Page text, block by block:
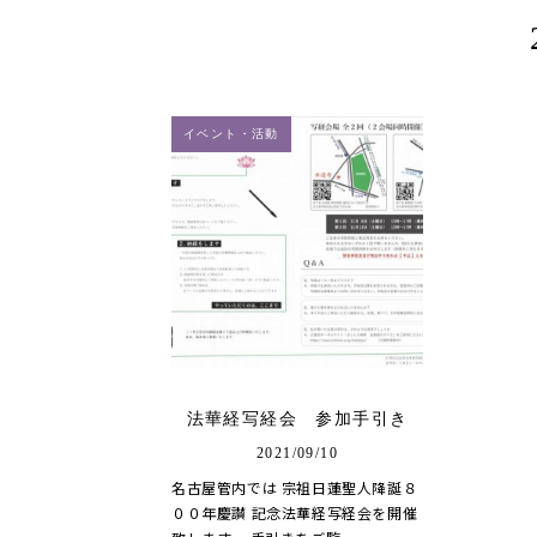
イベント・活動
法華経写経会 参加手引き
2021/09/10
名古屋管内では 宗祖日蓮聖人降誕８
００年慶讃 記念法華経写経会を開催